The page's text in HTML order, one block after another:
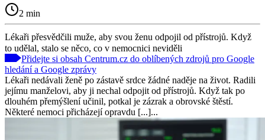
2 min
Lékaři přesvědčili muže, aby svou ženu odpojil od přístrojů. Když
to udělal, stalo se něco, co v nemocnici neviděli
Přidejte si obsah Centrum.cz do oblíbených zdrojů pro Google
hledání a Google zprávy
Lékaři nedávali ženě po zástavě srdce žádné naděje na život. Radili
jejímu manželovi, aby ji nechal odpojit od přístrojů. Když tak po
dlouhém přemýšlení učinil, potkal je zázrak a obrovské štěstí.
Některé nemoci přicházejí opravdu [...]...